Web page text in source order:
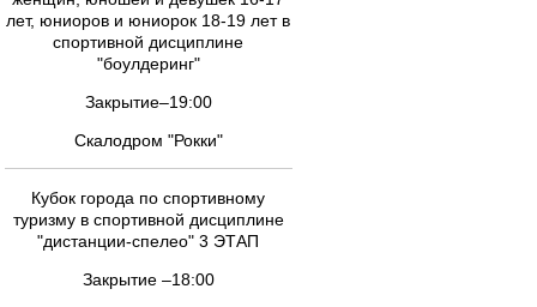
лет, юниоров и юниорок 18-19 лет в
спортивной дисциплине
"боулдеринг"
Закрытие–19:00
Скалодром "Рокки"
Кубок города по спортивному
туризму в спортивной дисциплине
"дистанции-спелео" 3 ЭТАП
Закрытие –18:00